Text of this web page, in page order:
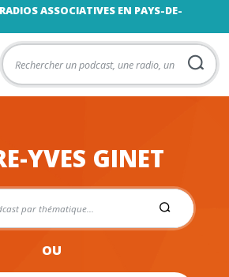
ASSOCIATIVES EN PAYS-DE-
YVES GINET
OU